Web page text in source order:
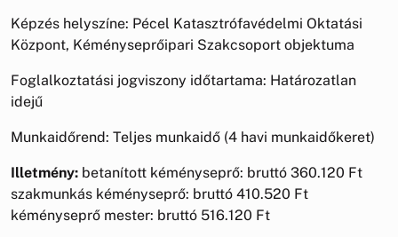
Képzés helyszíne: Pécel Katasztrófavédelmi Oktatási
Központ, Kéményseprőipari Szakcsoport objektuma
Foglalkoztatási jogviszony időtartama: Határozatlan
idejű
Munkaidőrend: Teljes munkaidő (4 havi munkaidőkeret)
Illetmény: betanított kéményseprő: bruttó 360.120 Ft
szakmunkás kéményseprő: bruttó 410.520 Ft
kéményseprő mester: bruttó 516.120 Ft